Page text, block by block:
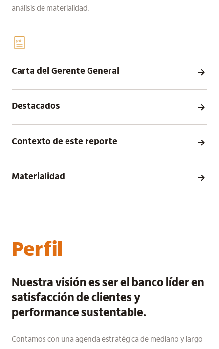
análisis de materialidad.
Carta del Gerente General
Destacados
Contexto de este reporte
Materialidad
Perfil
Nuestra visión es ser el banco líder en
satisfacción de clientes y
performance sustentable.
Contamos con una agenda estratégica de mediano y largo